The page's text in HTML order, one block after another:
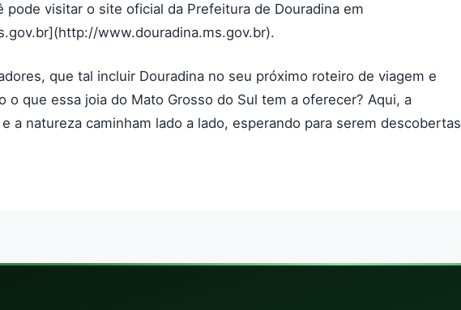
pode visitar o site oficial da Prefeitura de Douradina em
www.douradina.ms.gov.br).
que tal incluir Douradina no seu próximo roteiro de viagem e
o que essa joia do Mato Grosso do Sul tem a oferecer? Aqui, a
a natureza caminham lado a lado, esperando para serem descobertas